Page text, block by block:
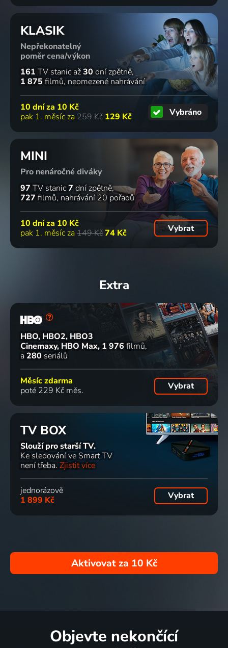
KLASIK
Nepřekonatelný
poměr cena/výkon
161 TV stanic až30 dní zpětně
1 875 filmů neomezené nahrávání
10 dní za 10 Kč
pak 1. měsíc za 259 Kč 129 Kč Vybráno
MINI
Pro nenáročné diváky
97 TV stanic7 dní zpětně
727 filmů nahrávání 20 pořadů
10 dní za 10 Kč
pak 1. měsíc za 149 Kč74 Kč Vybrat
Extra
HBO, HBO2, HBO3
Cinemaxy, HBO Max 1 976 filmů
a 280 seriálů
Měsíc zdarma
poté 229 Kč měs.
Vybrat
TV BOX
Slouží pro starší TV.
Ke sledování ve Smart TV
není třeba. Zjistit více
jednorázově
1 899 Kč
Vybrat
Aktivovat za 10 Kč
Objevte nekončící